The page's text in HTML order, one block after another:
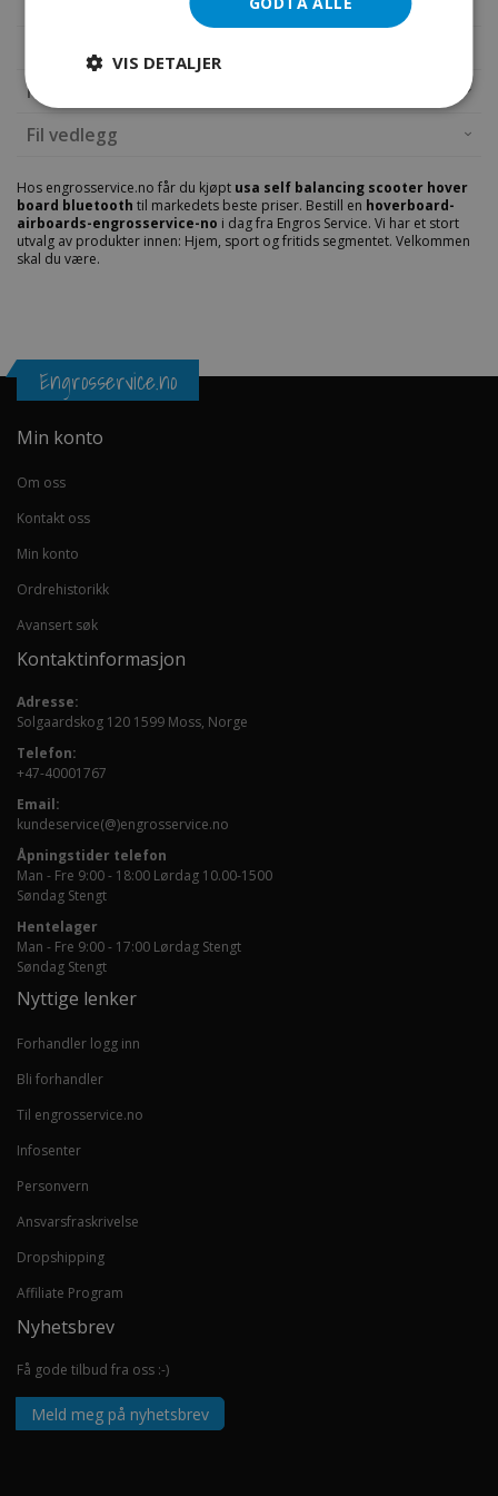
Produktomtaler
Fil vedlegg
Hos engrosservice.no får du kjøpt usa self balancing scooter hover
board bluetooth til markedets beste priser. Bestill en hoverboard-
airboards-engrosservice-no i dag fra Engros Service. Vi har et stort
utvalg av produkter innen: Hjem, sport og fritids segmentet. Velkommen
skal du være.
Engrosservice.no
Min konto
Om oss
Kontakt oss
Min konto
Ordrehistorikk
Avansert søk
Kontaktinformasjon
Adresse:
Solgaardskog 120 1599 Moss, Norge
Telefon:
+47-40001767
Email:
kundeservice(@)engrosservice.no
Åpningstider telefon
Man - Fre 9:00 - 18:00 Lørdag 10.00-1500
Søndag Stengt
Hentelager
Man - Fre 9:00 - 17:00 Lørdag Stengt
Søndag Stengt
Nyttige lenker
Forhandler logg inn
Bli forhandler
Til engrosservice.no
Infosenter
Personvern
Ansvarsfraskrivelse
Dropshipping
Affiliate Program
Nyhetsbrev
Få gode tilbud fra oss :-)
Meld meg på nyhetsbrev
VIS DETALJER